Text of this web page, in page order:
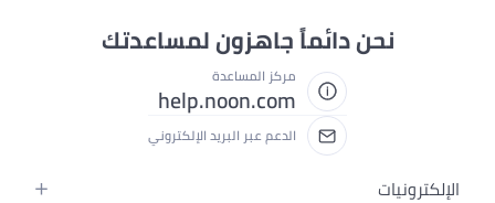
نحن دائماً جاهزون لمساعدتك
مركز المساعدة
help.noon.com
الدعم عبر البريد الإلكتروني
الإلكترونيات